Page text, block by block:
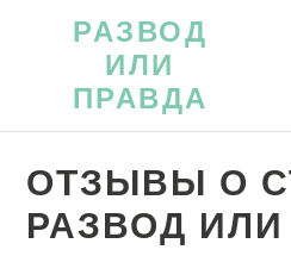
РАЗВОД
ИЛИ
ПРАВДА
ОТЗЫВЫ О
РАЗВОД ИЛИ